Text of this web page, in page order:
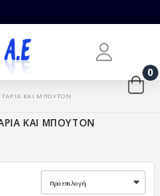
0
ΚΑΙ ΜΠΟΥΤΟΝ
ΚΑΙ ΜΠΟΥΤΟΝ